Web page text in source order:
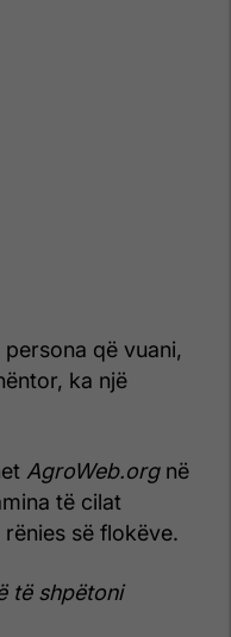
që vuani,
ka një
AgroWeb.orgnë
të cilat
së flokëve.
të shpëtoni